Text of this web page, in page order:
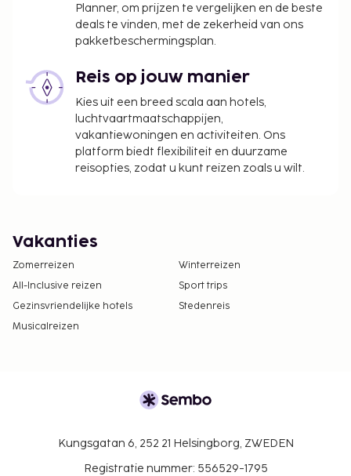
Planner, om prijzen te vergelijken en de beste
deals te vinden, met de zekerheid van ons
pakketbeschermingsplan.
Reis op jouw manier
Kies uit een breed scala aan hotels,
luchtvaartmaatschappijen,
vakantiewoningen en activiteiten. Ons
platform biedt flexibiliteit en duurzame
reisopties, zodat u kunt reizen zoals u wilt.
Vakanties
Zomerreizen
Winterreizen
All-Inclusive reizen
Sport trips
Gezinsvriendelijke hotels
Stedenreis
Musicalreizen
Kungsgatan 6, 252 21 Helsingborg, ZWEDEN
Registratie nummer: 556529-1795